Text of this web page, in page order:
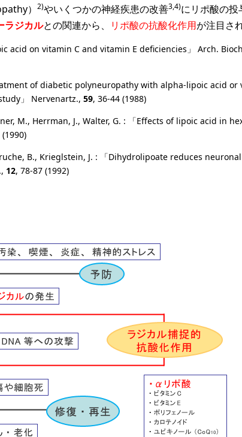
） 2)やいくつかの神経疾患の改善3,4)にリポ酸の投
ラジカルとの関連から、 リポ酸の抗酸化作用が注目さ
acid on vitamin C and vitamin E deficiencies」 Arch.
of diabetic polyneuropathy with alpha-lipoic acid or
」 Nervenartz., 59, 36-44 (1988)
M., Herrman, J., Walter, G. : 「Effects of lipoic acid in
B., Krieglstein, J. : 「Dihydrolipoate reduces
12, 78-87 (1992)